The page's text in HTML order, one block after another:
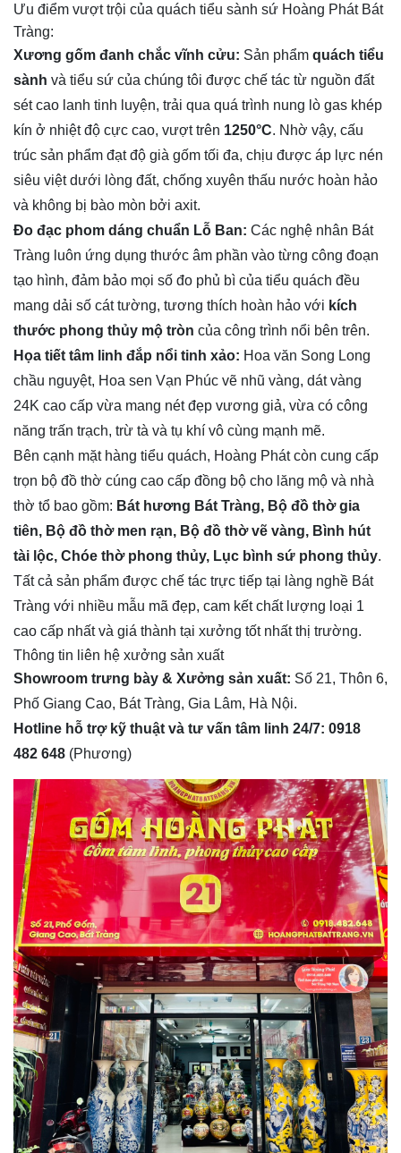
Ưu điểm vượt trội của quách tiểu sành sứ Hoàng Phát Bát
Tràng:
Xương gốm đanh chắc vĩnh cửu: Sản phẩm quách tiểu
sành và tiểu sứ của chúng tôi được chế tác từ nguồn đất
sét cao lanh tinh luyện, trải qua quá trình nung lò gas khép
kín ở nhiệt độ cực cao, vượt trên 1250°C. Nhờ vậy, cấu
trúc sản phẩm đạt độ già gốm tối đa, chịu được áp lực nén
siêu việt dưới lòng đất, chống xuyên thấu nước hoàn hảo
và không bị bào mòn bởi axit.
Đo đạc phom dáng chuẩn Lỗ Ban: Các nghệ nhân Bát
Tràng luôn ứng dụng thước âm phần vào từng công đoạn
tạo hình, đảm bảo mọi số đo phủ bì của tiểu quách đều
mang dải số cát tường, tương thích hoàn hảo với kích
thước phong thủy mộ tròn của công trình nổi bên trên.
Họa tiết tâm linh đắp nổi tinh xảo: Hoa văn Song Long
chầu nguyệt, Hoa sen Vạn Phúc vẽ nhũ vàng, dát vàng
24K cao cấp vừa mang nét đẹp vương giả, vừa có công
năng trấn trạch, trừ tà và tụ khí vô cùng mạnh mẽ.
Bên cạnh mặt hàng tiểu quách, Hoàng Phát còn cung cấp
trọn bộ đồ thờ cúng cao cấp đồng bộ cho lăng mộ và nhà
thờ tổ bao gồm: Bát hương Bát Tràng, Bộ đồ thờ gia
tiên, Bộ đồ thờ men rạn, Bộ đồ thờ vẽ vàng, Bình hút
tài lộc, Chóe thờ phong thủy, Lục bình sứ phong thủy.
Tất cả sản phẩm được chế tác trực tiếp tại làng nghề Bát
Tràng với nhiều mẫu mã đẹp, cam kết chất lượng loại 1
cao cấp nhất và giá thành tại xưởng tốt nhất thị trường.
Thông tin liên hệ xưởng sản xuất
Showroom trưng bày & Xưởng sản xuất: Số 21, Thôn 6,
Phố Giang Cao, Bát Tràng, Gia Lâm, Hà Nội.
Hotline hỗ trợ kỹ thuật và tư vấn tâm linh 24/7: 0918
482 648 (Phương)